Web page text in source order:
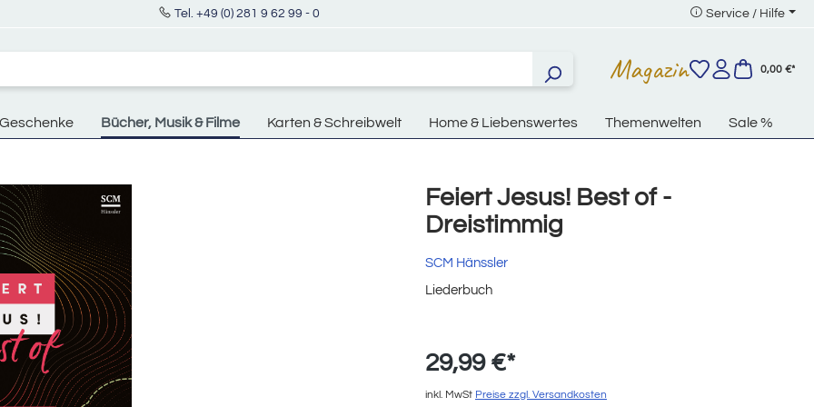
Tel. +49 (0) 281 9 62 99 - 0 Service / Hilfe
Magazin 0,00 €*
Geschenke Bücher, Musik & Filme Karten & Schreibwelt Home & Liebenswertes Themenwelten Sale %
Feiert Jesus! Best of -
Dreistimmig
SCM Hänssler
Liederbuch
29,99 €*
inkl. MwSt Preise zzgl. Versandkosten